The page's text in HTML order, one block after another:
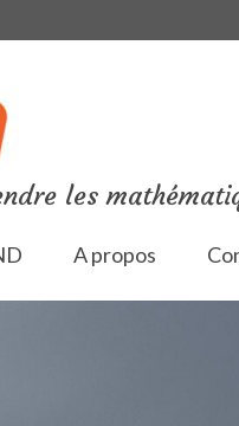
les
A propos